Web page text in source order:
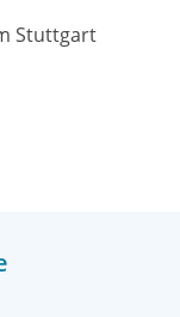
Stuttgart